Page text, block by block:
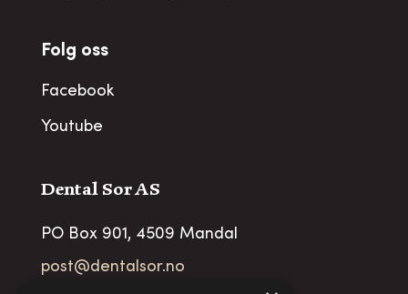
Folg oss
Facebook
Youtube
Dental Sor AS
PO Box 901, 4509 Mandal
post@dentalsor.no